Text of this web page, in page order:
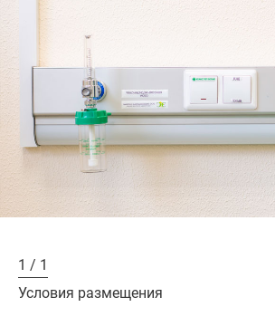
1 / 1
Условия размещения